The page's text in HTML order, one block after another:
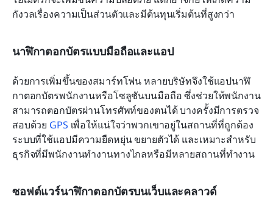
กังวลเรื่องความเป็นส่วนตัวและมีต้นทุนเริ่มต้นที่สูงกว่า
นาฬิกาตอกบัตรแบบมือถือและแอป
ด้วยการเพิ่มขึ้นของสมาร์ทโฟน หลายบริษัทจึงใช้แอปนาฬิ
กาตอกบัตรพนักงานหรือโซลูชันบนมือถือ ซึ่งช่วยให้พนักงาน
สามารถตอกบัตรผ่านโทรศัพท์ของตนได้ บางครั้งมีการตรวจ
สอบด้วย GPS เพื่อให้แน่ใจว่าพวกเขาอยู่ในสถานที่ที่ถูกต้อง
ระบบที่ใช้แอปมีความยืดหยุ่น ขยายตัวได้ และเหมาะสำหรับ
ธุรกิจที่มีพนักงานทำงานทางไกลหรือมีหลายสถานที่ทำงาน
ซอฟต์แวร์นาฬิกาตอกบัตรบนเว็บและคลาวด์